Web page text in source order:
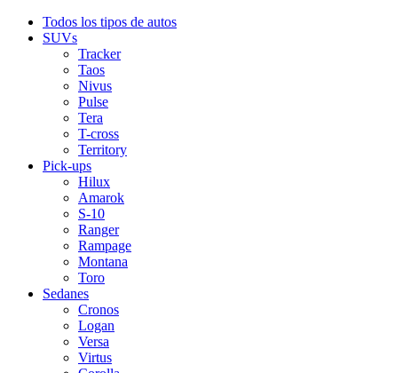
Todos los tipos de autos
SUVs
Tracker
Taos
Nivus
Pulse
Tera
T-cross
Territory
Pick-ups
Hilux
Amarok
S-10
Ranger
Rampage
Montana
Toro
Sedanes
Cronos
Logan
Versa
Virtus